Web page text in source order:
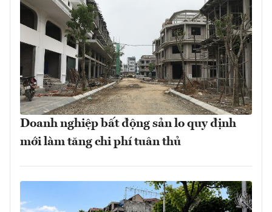
Doanh nghiệp bất động sản lo quy định
mới làm tăng chi phí tuân thủ